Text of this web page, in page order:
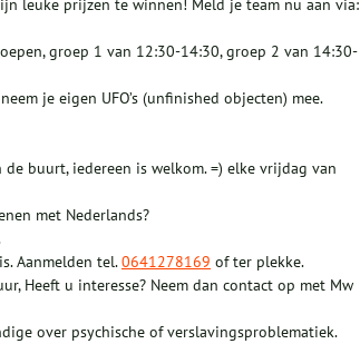
leuke prijzen te winnen! Meld je team nu aan via:
groep 1 van 12:30-14:30, groep 2 van 14:30-
je eigen UFO’s (unfinished objecten) mee.
buurt, iedereen is welkom. =) elke vrijdag van
met Nederlands?
Aanmelden tel.0641278169 of ter plekke.
Heeft u interesse? Neem dan contact op met Mw
over psychische of verslavingsproblematiek.